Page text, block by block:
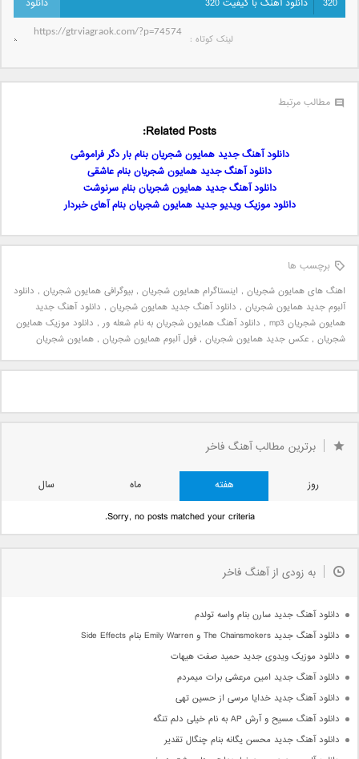
320 دانلود آهنگ با کیفیت 320
لینک کوتاه‌ :
مطالب مرتبط
Related Posts:
دانلود آهنگ جدید همایون شجریان بنام بار دگر فراموشی
دانلود آهنگ جدید همایون شجریان بنام عاشقی
دانلود آهنگ جدید همایون شجریان بنام سرنوشت
دانلود موزیک ویدیو جدید همایون شجریان بنام آهای خبردار
برچسب ها
اهنگ های همایون شجریان , اینستاگرام همایون شجریان , بیوگرافی همایون شجریان , دانلود
آلبوم جدید همایون شجریان , دانلود آهنگ جدید همایون شجریان , دانلود آهنگ جدید
همایون شجریان mp3
, دانلود آهنگ همایون شجریان به نام شعله ور, دانلود موزیک همایون
شجریان , عکس جدید همایون شجریان , فول آلبوم همایون شجریان , همایون شجریان
برترین مطالب آهنگ فاخر
روز هفته ماه
سال
Sorry, no posts matched your criteria.
به زودی از آهنگ فاخر
دانلود آهنگ جدید سارن بنام واسه تولدم
دانلود آهنگ جدید The Chainsmokers و Emily Warren بنام Side Effects
دانلود موزیک ویدوی جدید حمید صفت هیهات
دانلود آهنگ جدید امین مرعشی برات میمردم
دانلود آهنگ جدید خدایا مرسی از حسین تهی
دانلود آهنگ مسیح و آرش AP به نام خیلی دلم تنگه
دانلود آهنگ جدید محسن یگانه بنام چنگال تقدیر